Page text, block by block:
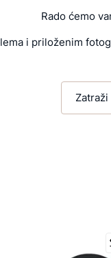
Rado ćemo
i priloženim